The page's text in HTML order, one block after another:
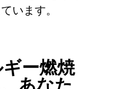
います。
ー燃焼